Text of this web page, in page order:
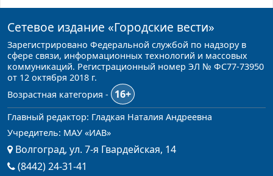
Сетевое издание «Городские вести»
Зарегистрировано Федеральной службой по надзору в
сфере связи, информационных технологий и массовых
коммуникаций. Регистрационный номер ЭЛ № ФС77-73950
от 12 октября 2018 г.
Возрастная категория -
16+
Главный редактор: Гладкая Наталия Андреевна
Учредитель: МАУ «ИАВ»
Волгоград, ул. 7-я Гвардейская, 14
(8442) 24-31-41